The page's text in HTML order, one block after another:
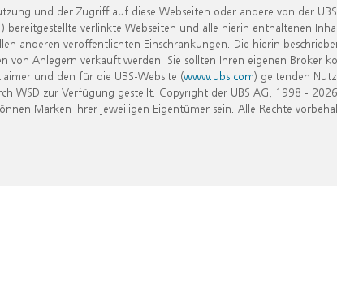
und der Zugriff auf diese Webseiten oder andere von der
verlinkte Webseiten und alle hierin enthaltenen
anderen veröffentlichten Einschränkungen. Die hierin
Anlegern verkauft werden. Sie sollten Ihren eigenen Broker
und den für die UBS-Website (www.ubs.com) geltenden
zur Verfügung gestellt. Copyright der UBS AG, 1998 -
Marken ihrer jeweiligen Eigentümer sein. Alle Rechte